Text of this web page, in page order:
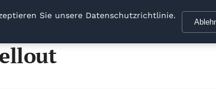
Sie unsere Datenschutzrichtlinie.